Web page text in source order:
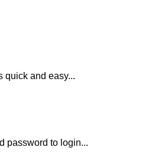
quick and easy...
password to login...